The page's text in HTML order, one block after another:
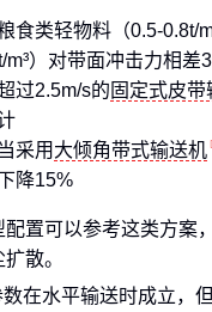
食类轻物料（0.5-0.8t/
m³）对带面冲击力相差
过2.5m/s的 固定式皮带
采用 大倾角带式输送机
降15%
置可以参考这类方案
散。
在水平输送时成立，